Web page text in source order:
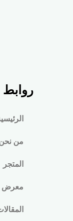
روابط
من
المتجر
معرض